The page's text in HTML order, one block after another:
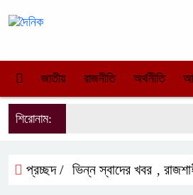
জাতীয় রাজনীতি অর্থনীতি
শিরোনাম:
প্রচ্ছদ / ভিন্ন স্বাদের খবর ,